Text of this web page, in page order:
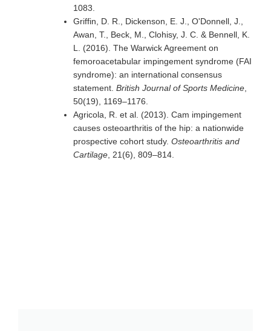
1083.
Griffin, D. R., Dickenson, E. J., O'Donnell, J.,
Awan, T., Beck, M., Clohisy, J. C. & Bennell, K.
L. (2016). The Warwick Agreement on
femoroacetabular impingement syndrome (FAI
syndrome): an international consensus
statement.British Journal of Sports Medicine
50(19), 1169–1176.
Agricola, R. et al. (2013). Cam impingement
causes osteoarthritis of the hip: a nationwide
prospective cohort study.Osteoarthritis and
Cartilage , 21(6), 809–814.